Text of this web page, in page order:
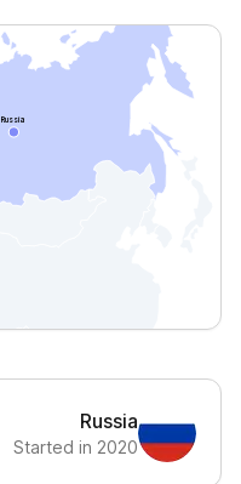
Russia
Russia
Started in 2020